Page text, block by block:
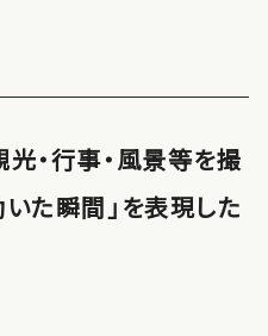
・行事・風景等を撮
た瞬間」を表現した